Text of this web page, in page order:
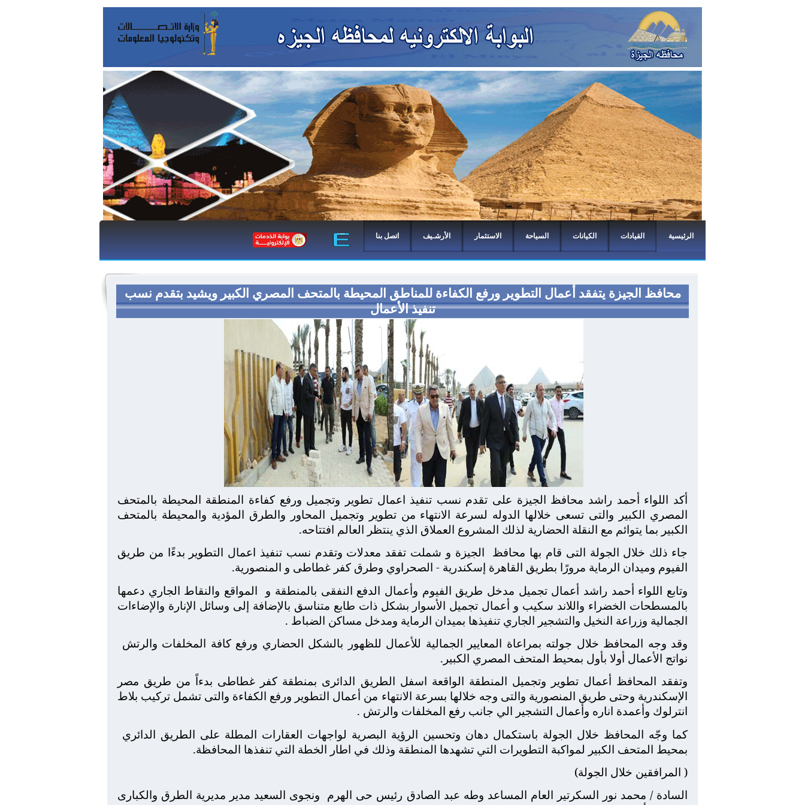
الرئيسية القيادات الكيانات السياحة الاستثمار الأرشـيف اتصل بنا
محافظ الجيزة يتفقد أعمال التطوير ورفع الكفاءة للمناطق المحيطة بالمتحف المصري الكبير ويشيد بتقدم نسب
تنفيذ الأعمال
أكد اللواء أحمد راشد محافظ الجيزة على تقدم نسب تنفيذ اعمال تطوير وتجميل ورفع كفاءة المنطقة المحيطة بالمتحف
المصري الكبير والتى تسعى خلالها الدوله لسرعة الانتهاء من تطوير وتجميل المحاور والطرق المؤدية والمحيطة بالمتحف
الكبير بما يتوائم مع النقلة الحضارية لذلك المشروع العملاق الذي ينتظر العالم افتتاحه.
جاء ذلك خلال الجولة التى قام بها محافظ الجيزة و شملت تفقد معدلات وتقدم نسب تنفيذ اعمال التطوير بدءًا من طريق
الفيوم وميدان الرماية مرورًا بطريق القاهرة إسكندرية - الصحراوي وطرق كفر غطاطى و المنصورية.
وتابع اللواء أحمد راشد أعمال تجميل مدخل طريق الفيوم وأعمال الدفع النفقى بالمنطقة و المواقع والنقاط الجاري دعمها
بالمسطحات الخضراء واللاند سكيب و أعمال تجميل الأسوار بشكل ذات طابع متناسق بالإضافة إلى وسائل الإنارة والإضاءات
الجمالية وزراعة النخيل والتشجير الجاري تنفيذها بميدان الرماية ومدخل مساكن الضباط .
وقد وجه المحافظ خلال جولته بمراعاة المعايير الجمالية للأعمال للظهور بالشكل الحضاري ورفع كافة المخلفات والرتش
نواتج الأعمال أولا بأول بمحيط المتحف المصري الكبير.
وتفقد المحافظ أعمال تطوير وتجميل المنطقة الواقعة اسفل الطريق الدائرى بمنطقة كفر غطاطى بدءاً من طريق مصر
الإسكندرية وحتى طريق المنصورية والتى وجه خلالها بسرعة الانتهاء من أعمال التطوير ورفع الكفاءة والتى تشمل تركيب بلاط
انترلوك وأعمدة اناره وأعمال التشجير الي جانب رفع المخلفات والرتش .
كما وجّه المحافظ خلال الجولة باستكمال دهان وتحسين الرؤية البصرية لواجهات العقارات المطلة على الطريق الدائري
بمحيط المتحف الكبير لمواكبة التطويرات التي تشهدها المنطقة وذلك في اطار الخطة التي تنفذها المحافظة.
( المرافقين خلال الجولة)
السادة / محمد نور السكرتير العام المساعد وطه عبد الصادق رئيس حى الهرم ونجوى السعيد مدير مديرية الطرق والكبارى